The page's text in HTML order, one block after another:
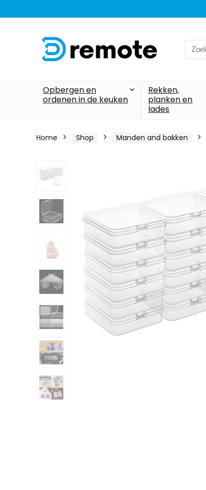
Search
for:
Opbergen en
ordenen in de keuken
Rekken,
planken en
lades
Home Shop Manden and bakken